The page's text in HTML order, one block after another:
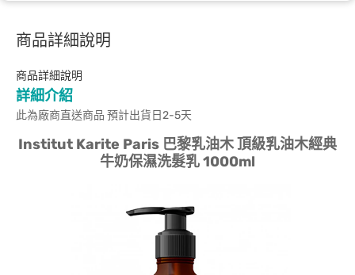
商品詳細說明
商品詳細說明
詳細介紹
此為廠商直送商品 預計出貨日2-5天
Institut Karite Paris 巴黎乳油木 頂級乳油木經典
牛奶保濕洗髮乳 1000ml